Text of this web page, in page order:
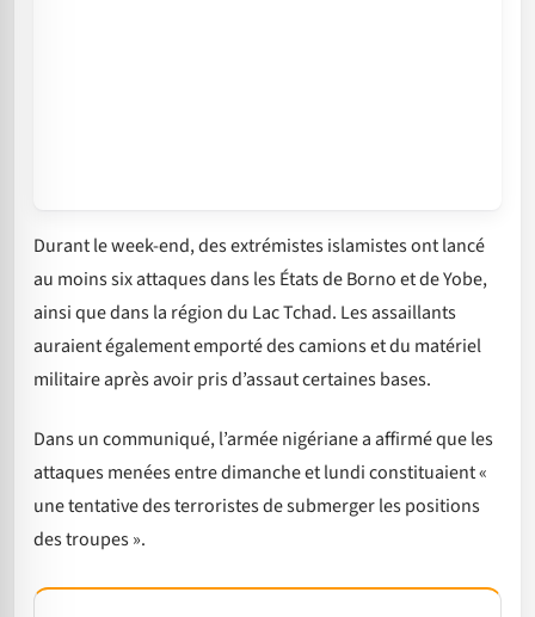
Durant le week-end, des extrémistes islamistes ont lancé
au moins six attaques dans les États de Borno et de Yobe,
ainsi que dans la région du Lac Tchad. Les assaillants
auraient également emporté des camions et du matériel
militaire après avoir pris d’assaut certaines bases.
Dans un communiqué, l’armée nigériane a affirmé que les
attaques menées entre dimanche et lundi constituaient «
une tentative des terroristes de submerger les positions
des troupes ».